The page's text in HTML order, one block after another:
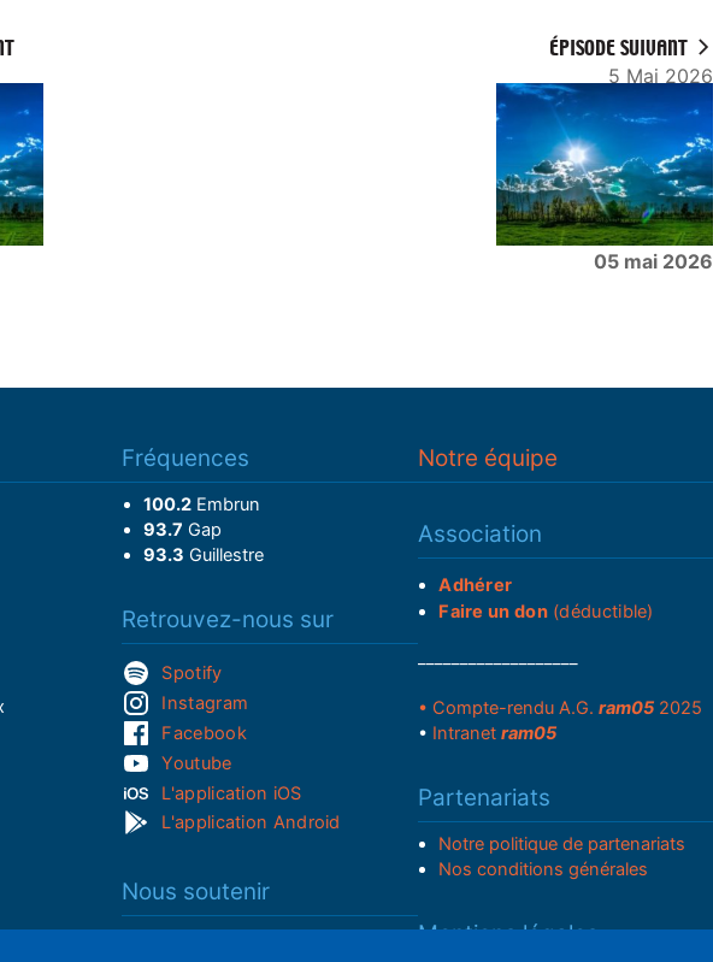
ÉPISODE SUIVANT
5 Mai 2026
05 mai 2026
Fréquences
100.2Embrun
93.7 Gap
93.3 Guillestre
Retrouvez-nous sur
Spotify
Instagram
Facebook
Youtube
L'application iOS
L'application Android
Nous soutenir
Notre équipe
Association
Adhérer
Faire un don(déductible)
• Compte-rendu A.G. ram052025
• Intranet ram05
Partenariats
Notre politique de partenariats
Nos conditions générales
Mentions légales